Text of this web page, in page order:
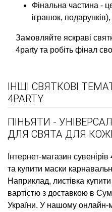
Фінальна частина -
іграшок,
Замовляйте яскраві
4party та робіть фінал
ІНШІ СВЯТКОВІ
4PARTY
ПІНЬЯТИ -
ДЛЯ СВЯТА ДЛЯ
Інтернет-магазин сувенірів
та купити маски
Наприклад, листівка купити
вартістю з доставкою в
України. У нашому онлайн-